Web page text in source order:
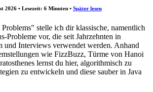
2026 • Lesezeit: 6 Minuten • Später lesen
stelle ich dir klassische, namentlich
Probleme vor, die seit Jahrzehnten in
und Interviews verwendet werden. Anhand
wie FizzBuzz, Türme von Hanoi
lernst du hier, algorithmisch zu
zu entwickeln und diese sauber in Java